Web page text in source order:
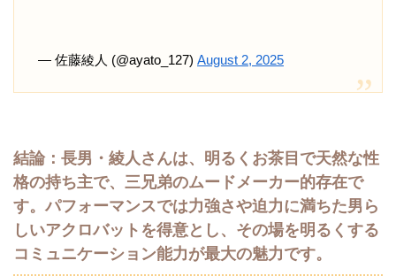
— 佐藤綾人 (@ayato_127) August 2, 2025
結論：長男・綾人さんは、明るくお茶目で天然な性
格の持ち主で、三兄弟のムードメーカー的存在で
す。パフォーマンスでは力強さや迫力に満ちた男ら
しいアクロバットを得意とし、その場を明るくする
コミュニケーション能力が最大の魅力です。